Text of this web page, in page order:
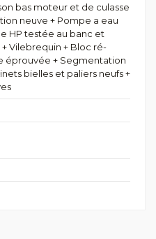
bas moteur et de culasse
neuve + Pompe a eau
HP testée au banc et
Vilebrequin + Bloc ré-
éprouvée + Segmentation
bielles et paliers neufs +